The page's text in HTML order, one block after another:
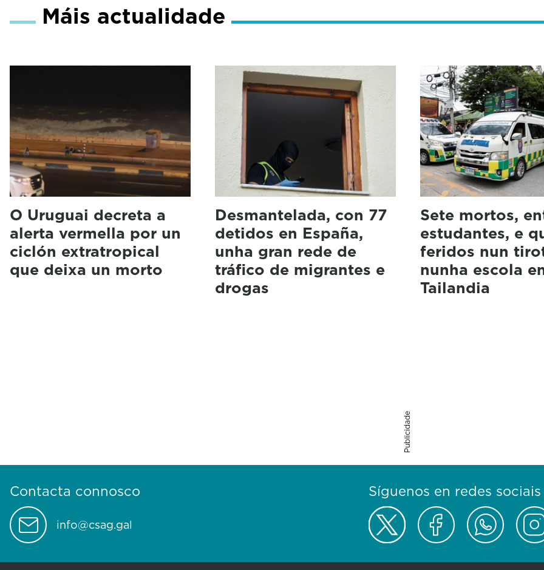
Máis actualidade
O Uruguai decreta a
alerta vermella por un
ciclón extratropical
que deixa un morto
Desmantelada, con 77
detidos en España,
unha gran rede de
tráfico de migrantes e
drogas
Sete mortos,
estudantes, e
feridos nun
nunha escola
Tailandia
Publicidade
Contacta connosco
info@csag.gal
Síguenos en redes sociais